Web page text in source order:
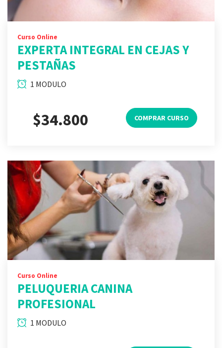
Curso Online
EXPERTA INTEGRAL EN CEJAS Y
PESTAÑAS
1 MODULO
$34.800 COMPRAR CURSO
Curso Online
PELUQUERIA CANINA
PROFESIONAL
1 MODULO